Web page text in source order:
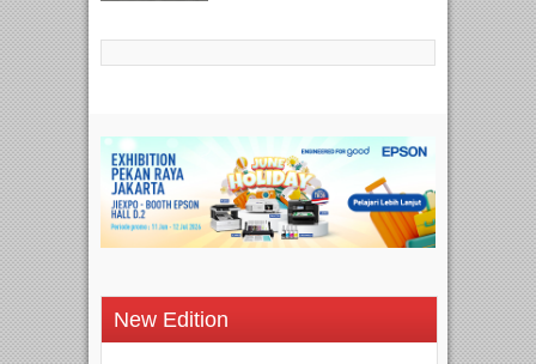
New Edition